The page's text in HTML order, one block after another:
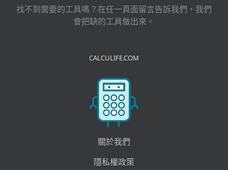
果：
找不到需要的工具嗎？在任一頁面留言告訴我們，我們
會把缺的工具做出來。
CALCULIFE.COM
關於我們
隱私權政策